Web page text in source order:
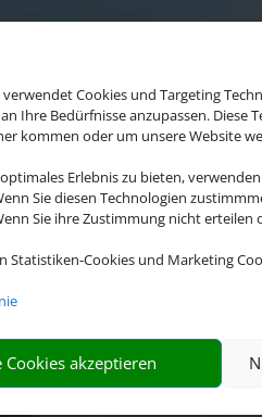
verwendet Cookies und Targeting
Ihre Bedürfnisse anzupassen.
kommen oder um unsere Website
Erlebnis zu bieten,
Sie diesen Technologien
Sie ihre Zustimmung nicht
Statistiken-Cookies und Marketing
Cookies akzeptieren
Die Abwicklung